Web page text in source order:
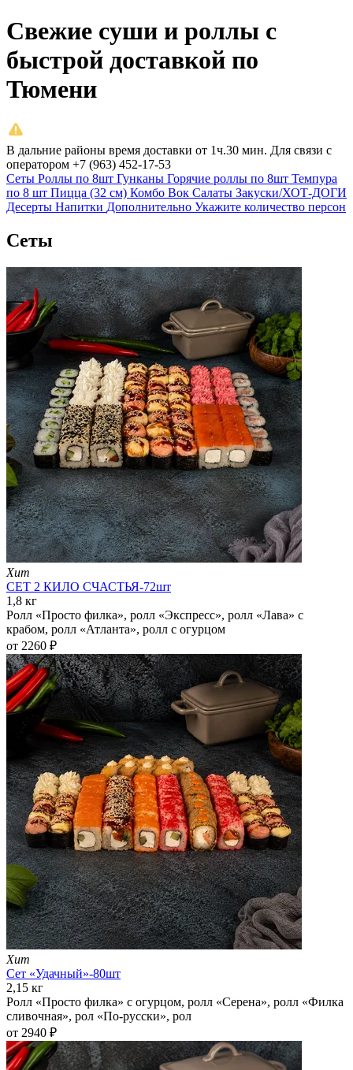
Свежие суши и роллы с
быстрой доставкой по
Тюмени
В дальние районы время доставки от 1ч.30 мин. Для связи с
оператором +7 (963) 452-17-53
Сеты Роллы по 8шт Гунканы Горячие роллы по 8шт Темпура
по 8 шт Пицца (32 см) Комбо Вок Салаты Закуски/ХОТ-ДОГИ
Десерты Напитки Дополнительно Укажите количество персон
Сеты
Хит
СЕТ 2 КИЛО СЧАСТЬЯ-72шт
1,8 кг
Ролл «Просто филка», ролл «Экспресс», ролл «Лава» с
крабом, ролл «Атланта», ролл с огурцом
от 2260 ₽
Хит
Сет «Удачный»-80шт
2,15 кг
Ролл «Просто филка» с огурцом, ролл «Серена», ролл «Филка
сливочная», рол «По-русски», рол
от 2940 ₽